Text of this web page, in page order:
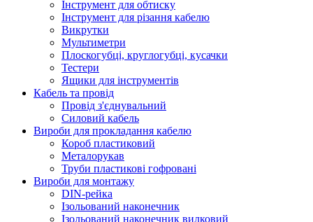
Інструмент для обтиску
Інструмент для різання кабелю
Викрутки
Мультиметри
Плоскогубці, круглогубці, кусачки
Тестери
Ящики для інструментів
Кабель та провід
Провід з'єднувальний
Силовий кабель
Вироби для прокладання кабелю
Короб пластиковий
Металорукав
Труби пластикові гофровані
Вироби для монтажу
DIN-рейка
Ізольований наконечник
Ізольований наконечник вилковий